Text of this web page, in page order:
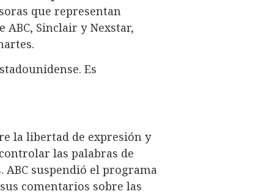
que representan
ABC, Sinclair y Nexstar,
Es
la libertad de expresión y
las palabras de
suspendió el programa
comentarios sobre las